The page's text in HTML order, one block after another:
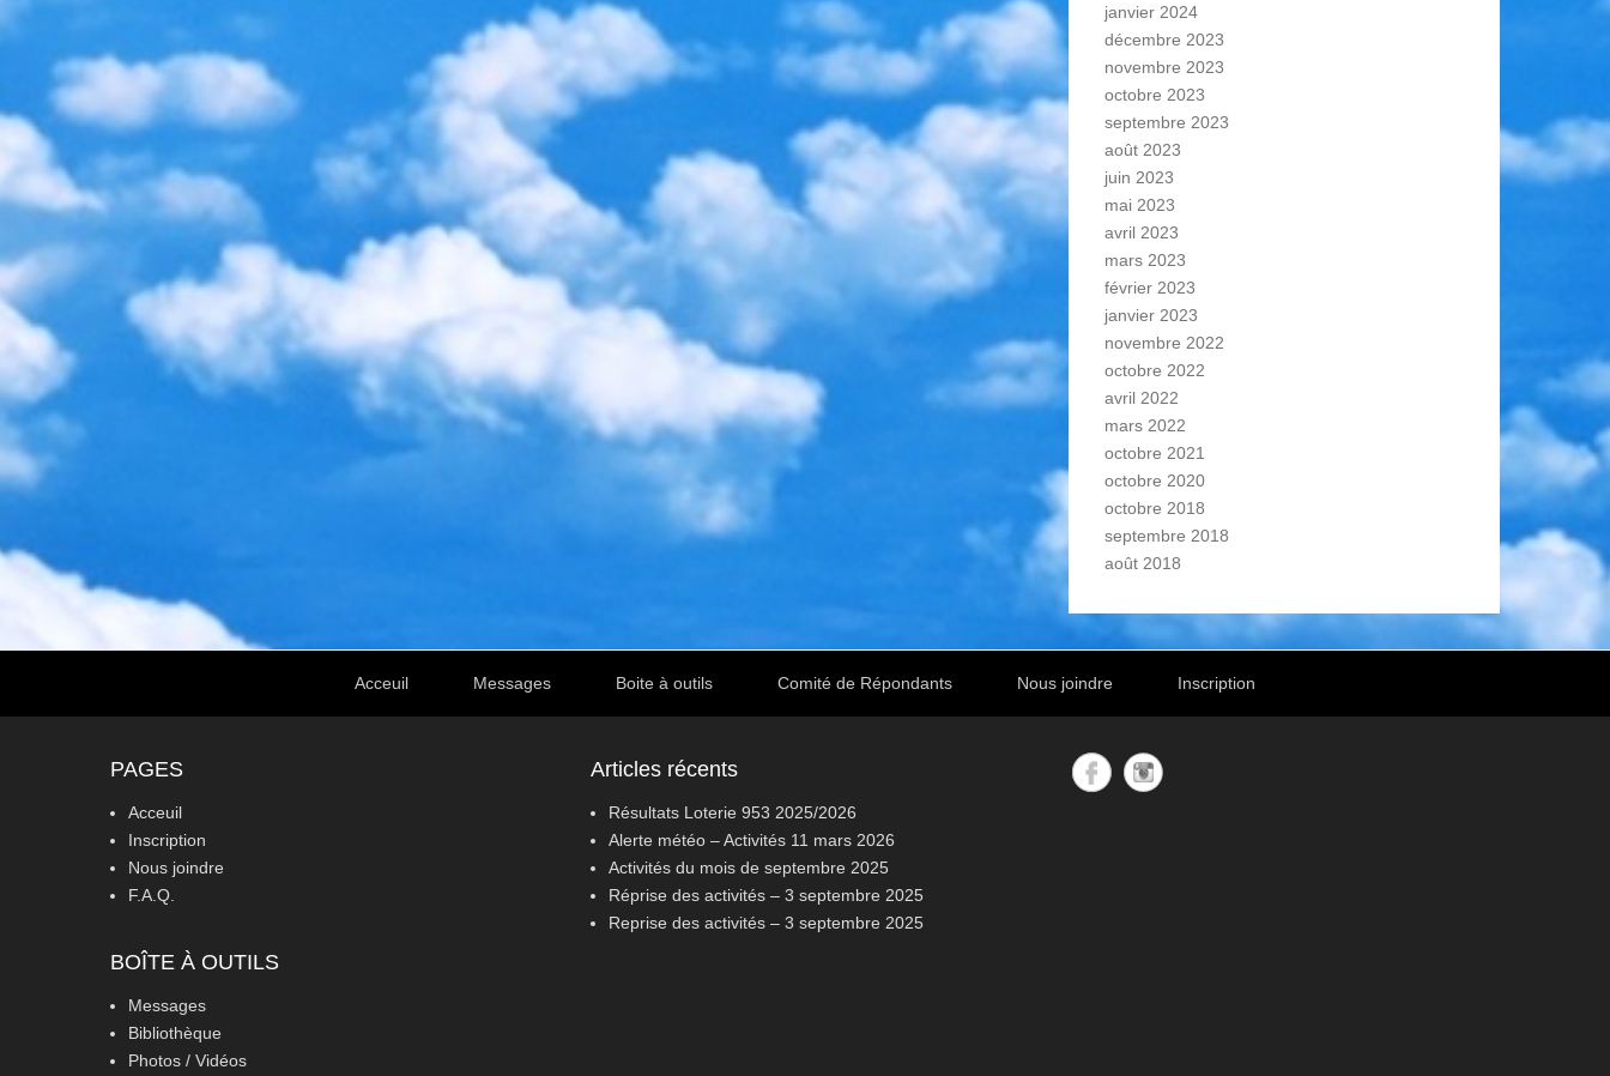
janvier 2024
décembre 2023
novembre 2023
octobre 2023
septembre 2023
août 2023
juin 2023
mai 2023
avril 2023
mars 2023
février 2023
janvier 2023
novembre 2022
octobre 2022
avril 2022
mars 2022
octobre 2021
octobre 2020
octobre 2018
septembre 2018
août 2018
Acceuil
Messages Boite à outils Comité de Répondants Nous joindre Inscription
PAGES
Acceuil
Inscription
Nous joindre
F.A.Q.
BOÎTE À OUTILS
Messages
Bibliothèque
Photos / Vidéos
Articles récents
Résultats Loterie 953 2025/2026
Alerte météo – Activités 11 mars 2026
Activités du mois de septembre 2025
Réprise des activités – 3 septembre 2025
Reprise des activités – 3 septembre 2025